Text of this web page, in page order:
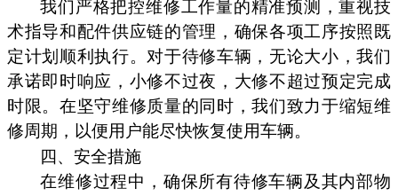
我们严格把控维修工作量的精准预测，重视技
术指导和配件供应链的管理，确保各项工序按照既
定计划顺利执行。对于待修车辆，无论大小，我们
承诺即时响应，小修不过夜，大修不超过预定完成
时限。在坚守维修质量的同时，我们致力于缩短维
修周期，以便用户能尽快恢复使用车辆。
四、安全措施
在维修过程中，确保所有待修车辆及其内部物